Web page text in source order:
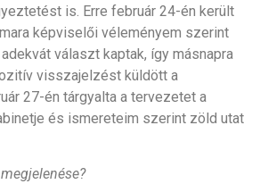
is. Erre február 24-én került
képviselői véleményem szerint
választ kaptak, így másnapra
visszajelzést küldött a
27-én tárgyalta a tervezetet a
és ismereteim szerint zöld utat